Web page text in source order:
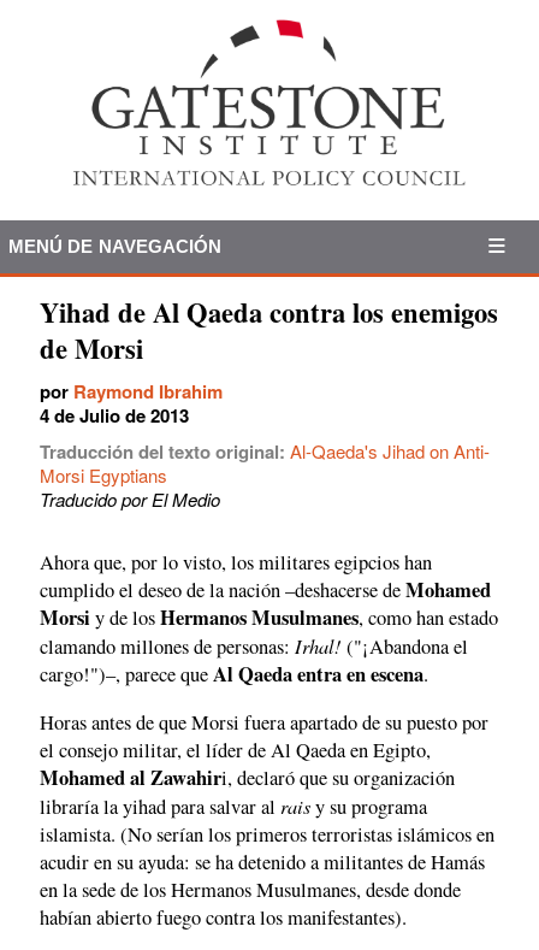
MENÚ DE NAVEGACIÓN
Yihad de Al Qaeda contra los enemigos
de Morsi
por Raymond Ibrahim
4 de Julio de 2013
Traducción del texto original: Al-Qaeda's Jihad on Anti-
Morsi Egyptians
Traducido por El Medio
Ahora que, por lo visto, los militares egipcios han
cumplido el deseo de la nación –deshacerse deMohamed
Morsi y de losHermanos Musulmanes, como han estado
clamando millones de personas: Irhal! ("¡Abandona el
cargo!")–, parece queAl Qaeda entra en escena.
Horas antes de que Morsi fuera apartado de su puesto por
el consejo militar, el líder de Al Qaeda en Egipto,
Mohamed al Zawahiri, declaró que su organización
libraría la yihad para salvar al raisy su programa
islamista. (No serían los primeros terroristas islámicos en
acudir en su ayuda: se ha detenido a militantes de Hamás
en la sede de los Hermanos Musulmanes, desde donde
habían abierto fuego contra los manifestantes).